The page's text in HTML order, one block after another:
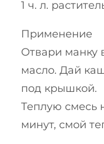
1 ч. л.
Применение
Отвари манку
масло. Дай
под крышкой.
Теплую смесь
минут, смой